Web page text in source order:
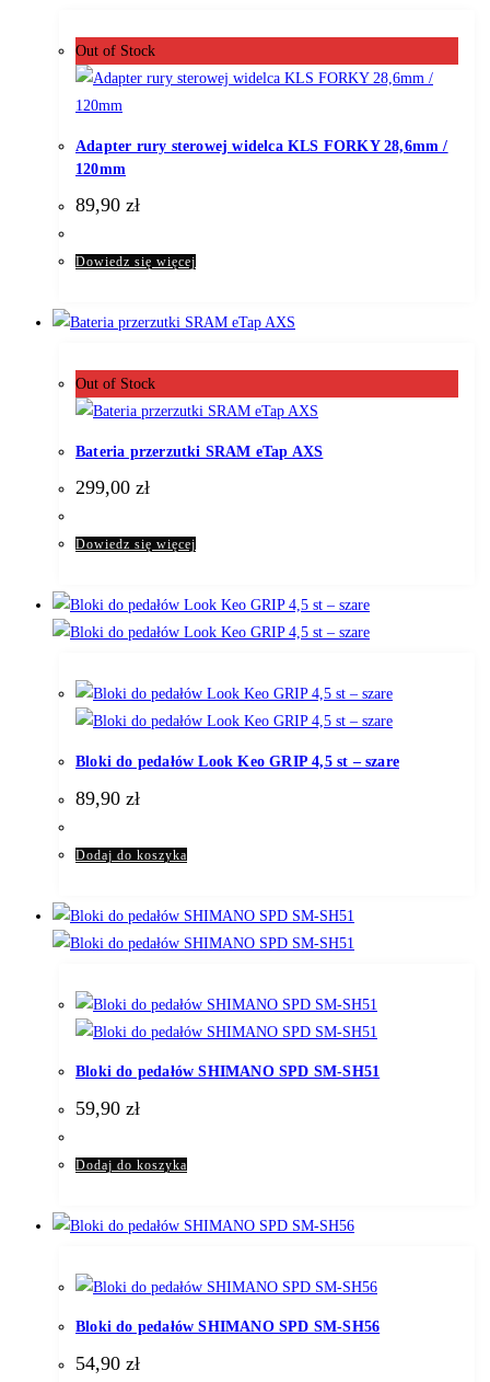
Out of Stock
Adapter rury sterowej widelca KLS FORKY 28,6mm /
120mm
89,90 zł
Dowiedz się więcej
Out of Stock
Bateria przerzutki SRAM eTap AXS
299,00 zł
Dowiedz się więcej
Bloki do pedałów Look Keo GRIP 4,5 st – szare
89,90 zł
Dodaj do koszyka
Bloki do pedałów SHIMANO SPD SM-SH51
59,90 zł
Dodaj do koszyka
Bloki do pedałów SHIMANO SPD SM-SH56
54,90 zł